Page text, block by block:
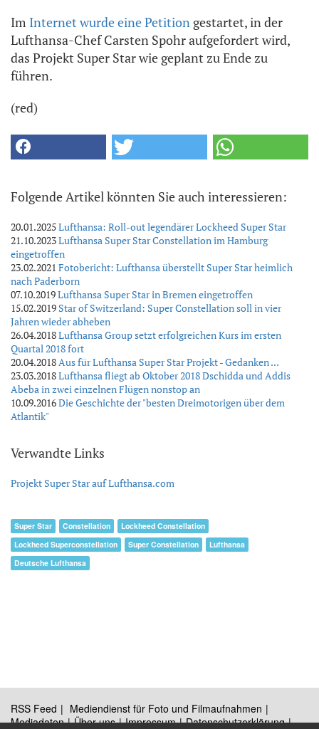
Im Internet wurde eine Petition gestartet, in der
Lufthansa-Chef Carsten Spohr aufgefordert wird,
das Projekt Super Star wie geplant zu Ende zu
führen.
(red)
Folgende Artikel könnten Sie auch interessieren:
20.01.2025Lufthansa: Roll-out legendärer Lockheed Super Star
21.10.2023Lufthansa Super Star Constellation im Hamburg
eingetroffen
23.02.2021 Fotobericht: Lufthansa überstellt Super Star heimlich
nach Paderborn
07.10.2019Lufthansa Super Star in Bremen eingetroffen
15.02.2019 Star of Switzerland: Super Constellation soll in vier
Jahren wieder abheben
26.04.2018Lufthansa Group setzt erfolgreichen Kurs im ersten
Quartal 2018 fort
20.04.2018Aus für Lufthansa Super Star Projekt - Gedanken ...
23.03.2018Lufthansa fliegt ab Oktober 2018 Dschidda und Addis
Abeba in zwei einzelnen Flügen nonstop an
10.09.2016Die Geschichte der "besten Dreimotorigen über dem
Atlantik"
Verwandte Links
Projekt Super Star auf Lufthansa.com
Super Star Constellation
Lockheed Constellation
Lockheed Superconstellation
Super Constellation
Lufthansa
Deutsche Lufthansa
RSS Feed
Mediendienst für Foto und Filmaufnahmen
Mediadaten
Über uns Impressum
Datenschutzerklärung